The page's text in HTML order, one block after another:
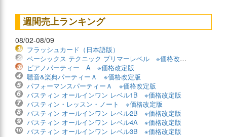
週間売上ランキング
08/02-08/09
フラッシュカード（日本語版）
ベーシックス テクニック プリマーレベル ※価格改定版
ピアノパーティー A ※価格改定版
聴音&楽典パーティーＡ ※価格改定版
パフォーマンスパーティーＡ ※価格改定版
バスティン オールインワン レベル1B ※価格改定版
バスティン・レッスン・ノート ※価格改定版
バスティン オールインワン レベル2B ※価格改定版
バスティン オールインワン レベル4A ※価格改定版
バスティン オールインワン レベル3B ※価格改定版